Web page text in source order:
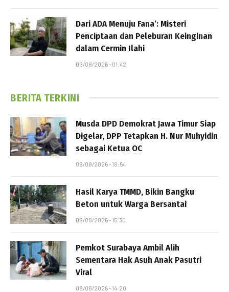
Dari ADA Menuju Fana’: Misteri
Penciptaan dan Peleburan Keinginan
dalam Cermin Ilahi
09/08/2026 - 01:42
BERITA TERKINI
Musda DPD Demokrat Jawa Timur Siap
Digelar, DPP Tetapkan H. Nur Muhyidin
sebagai Ketua OC
09/08/2026 - 18:54
Hasil Karya TMMD, Bikin Bangku
Beton untuk Warga Bersantai
09/08/2026 - 15:30
Pemkot Surabaya Ambil Alih
Sementara Hak Asuh Anak Pasutri
Viral
09/08/2026 - 14:20